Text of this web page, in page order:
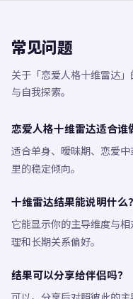
常见问题
关于「恋爱人格十维雷达
与自我探索。
恋爱人格十维雷达适合谁
适合单身、暧昧期、恋爱
里的稳定倾向。
十维雷达结果能说明什么？
它能显示你的主导维度与
理和长期关系偏好。
结果可以分享给伴侣吗？